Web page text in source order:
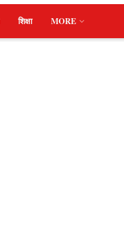
शिक्षा MORE